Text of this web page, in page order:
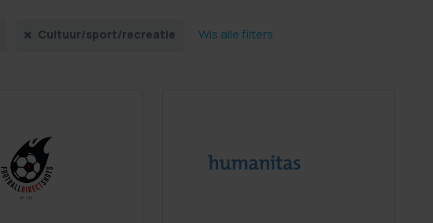
Cultuur/sport/recreatie Wis alle filters